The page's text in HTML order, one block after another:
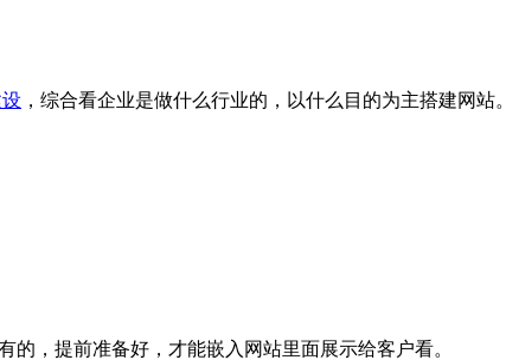
，综合看企业是做什么行业的，以什么目的为主搭建网站。
，提前准备好，才能嵌入网站里面展示给客户看。